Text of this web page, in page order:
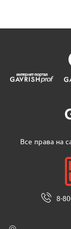
Все права на
8-